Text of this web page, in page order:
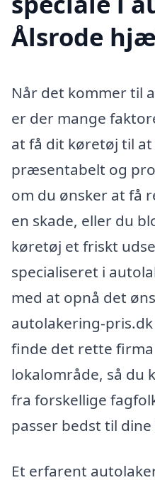
Ålsrode
Når det kommer til
er der mange
at få dit køretøj til at
præsentabelt og
om du ønsker at få
en skade, eller du
køretøj et friskt
specialiseret i
med at opnå det
autolakering-
finde det rette
lokalområde, så du
fra forskellige
passer bedst til dine
Et erfarent